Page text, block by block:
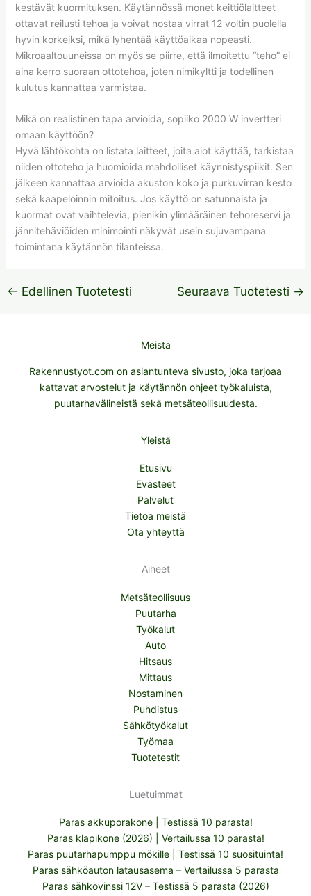
kestävät kuormituksen. Käytännössä monet keittiölaitteet
ottavat reilusti tehoa ja voivat nostaa virrat 12 voltin puolella
hyvin korkeiksi, mikä lyhentää käyttöaikaa nopeasti.
Mikroaaltouuneissa on myös se piirre, että ilmoitettu “teho” ei
aina kerro suoraan ottotehoa, joten nimikyltti ja todellinen
kulutus kannattaa varmistaa.
Mikä on realistinen tapa arvioida, sopiiko 2000 W invertteri
omaan käyttöön?
Hyvä lähtökohta on listata laitteet, joita aiot käyttää, tarkistaa
niiden ottoteho ja huomioida mahdolliset käynnistyspiikit. Sen
jälkeen kannattaa arvioida akuston koko ja purkuvirran kesto
sekä kaapeloinnin mitoitus. Jos käyttö on satunnaista ja
kuormat ovat vaihtelevia, pienikin ylimääräinen tehoreservi ja
jännitehäviöiden minimointi näkyvät usein sujuvampana
toimintana käytännön tilanteissa.
← Edellinen Tuotetesti Seuraava Tuotetesti →
Meistä
Rakennustyot.com on asiantunteva sivusto, joka tarjoaa
kattavat arvostelut ja käytännön ohjeet työkaluista,
puutarhavälineistä sekä metsäteollisuudesta.
Yleistä
Etusivu
Evästeet
Palvelut
Tietoa meistä
Ota yhteyttä
Aiheet
Metsäteollisuus
Puutarha
Työkalut
Auto
Hitsaus
Mittaus
Nostaminen
Puhdistus
Sähkötyökalut
Työmaa
Tuotetestit
Luetuimmat
Paras akkuporakone | Testissä 10 parasta!
Paras klapikone (2026) | Vertailussa 10 parasta!
Paras puutarhapumppu mökille | Testissä 10 suosituinta!
Paras sähköauton latausasema – Vertailussa 5 parasta
Paras sähkövinssi 12V – Testissä 5 parasta (2026)